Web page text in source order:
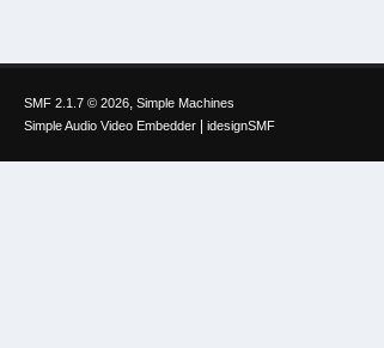
SMF 2.1.7 © 2026, Simple Machines
Simple Audio Video Embedder
idesignSMF